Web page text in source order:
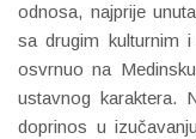
odnosa, najprije
sa drugim kulturnim
osvrnuo na
ustavnog karaktera.
doprinos u